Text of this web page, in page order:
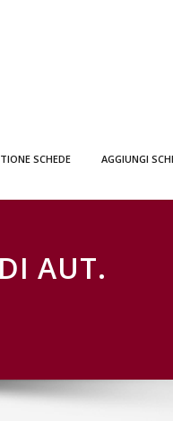
SCHEDE AGGIUNGI
AUT.